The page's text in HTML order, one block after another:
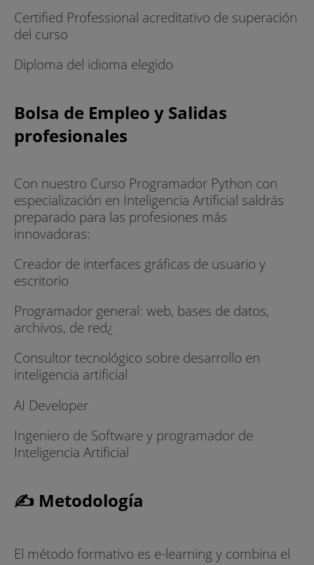
Certified Professional acreditativo de superación
del curso
Diploma del idioma elegido
Bolsa de Empleo y Salidas
profesionales
Con nuestro Curso Programador Python con
especialización en Inteligencia Artificial saldrás
preparado para las profesiones más
innovadoras:
Creador de interfaces gráficas de usuario y
escritorio
Programador general: web, bases de datos,
archivos, de red¿
Consultor tecnológico sobre desarrollo en
inteligencia artificial
AI Developer
Ingeniero de Software y programador de
Inteligencia Artificial
✍ Metodología
El método formativo es e-learning y combina el